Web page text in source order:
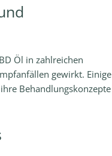
Öl in zahlreichen
gewirkt. Einige
Behandlungskonzepte